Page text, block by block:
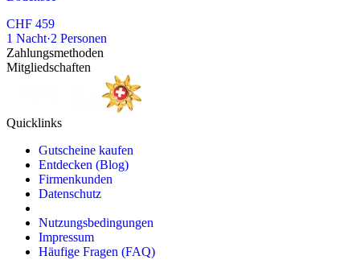
CHF 459
1 Nacht·2 Personen
Zahlungsmethoden
Mitgliedschaften
Quicklinks
Gutscheine kaufen
Entdecken (Blog)
Firmenkunden
Datenschutz
Nutzungsbedingungen
Impressum
Häufige Fragen (FAQ)